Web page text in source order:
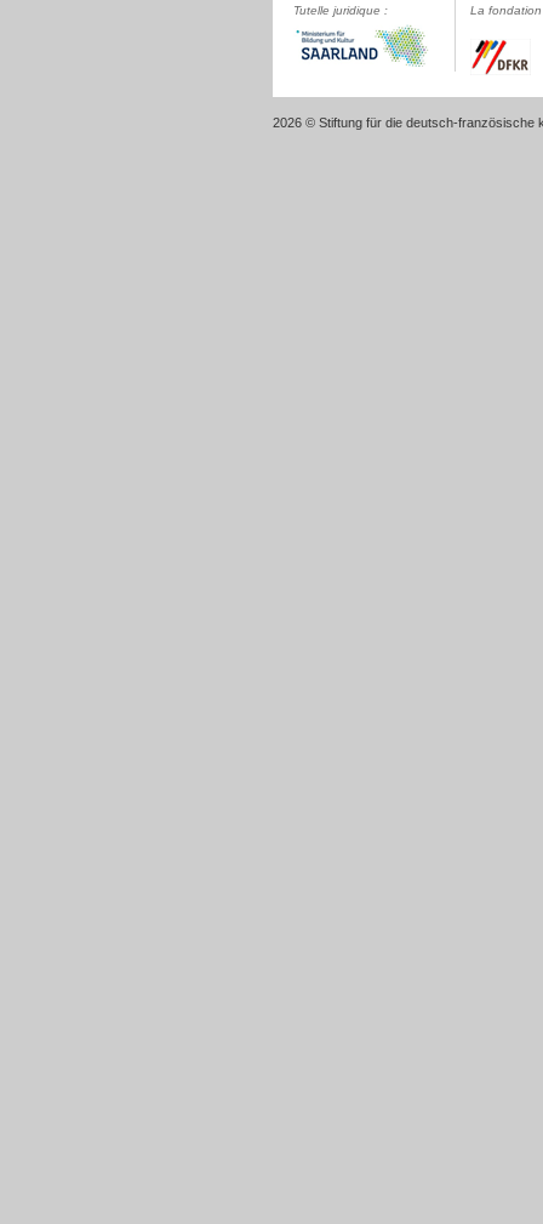
Tutelle juridique : La
2026 © Stiftung für die deutsch-französische